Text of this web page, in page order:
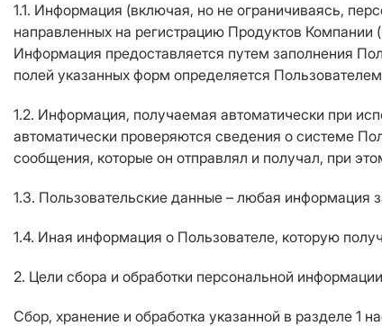
1.1. Информация (включая, но не ограничиваясь,
направленных на регистрацию Продуктов Компании
Информация предоставляется путем заполнения
полей указанных форм определяется
1.2. Информация, получаемая автоматически при
автоматически проверяются сведения о системе
сообщения, которые он отправлял и получал, при
1.3. Пользовательские данные – любая информация
1.4. Иная информация о Пользователе, которую
2. Цели сбора и обработки персональной
Сбор, хранение и обработка указанной в разделе 1